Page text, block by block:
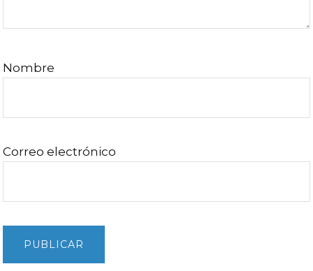
Nombre
Correo electrónico